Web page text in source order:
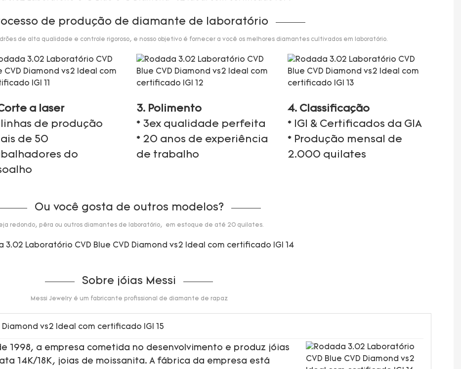
de produção de diamante de laboratório
de alta qualidade e controle rigoroso, e nosso objetivo é fornecer a você os melhores diamantes cultivados em laboratório.
a laser
linhas de produção
de 50
do
3. Polimento
* 3ex qualidade perfeita
* 20 anos de experiência
de trabalho
4. Classificação
* IGI & Certificados da GIA
* Produção mensal de
2.000 quilates
Ou você gosta de outros modelos?
redondo, pêra ou outros diamantes de laboratório, em estoque de até 20 quilates.
Sobre jóias Messi
Messi Jewelry é um fabricante profissional de diamante de rapaz
1998, a empresa cometida no desenvolvimento e produz jóias
14K/18K, joias de moissanita. A fábrica da empresa está